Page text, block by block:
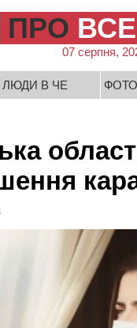
ПРО ВСЕ
07 серпня,
ЛЮДИ В ЧЕ